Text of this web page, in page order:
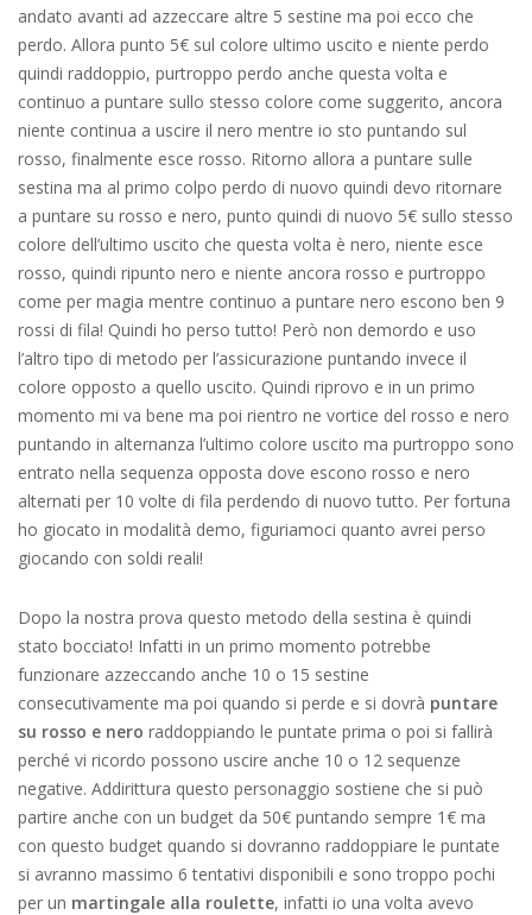
andato avanti ad azzeccare altre 5 sestine ma poi ecco che
perdo. Allora punto 5€ sul colore ultimo uscito e niente perdo
quindi raddoppio, purtroppo perdo anche questa volta e
continuo a puntare sullo stesso colore come suggerito, ancora
niente continua a uscire il nero mentre io sto puntando sul
rosso, finalmente esce rosso. Ritorno allora a puntare sulle
sestina ma al primo colpo perdo di nuovo quindi devo ritornare
a puntare su rosso e nero, punto quindi di nuovo 5€ sullo stesso
colore dell’ultimo uscito che questa volta è nero, niente esce
rosso, quindi ripunto nero e niente ancora rosso e purtroppo
come per magia mentre continuo a puntare nero escono ben 9
rossi di fila! Quindi ho perso tutto! Però non demordo e uso
l’altro tipo di metodo per l’assicurazione puntando invece il
colore opposto a quello uscito. Quindi riprovo e in un primo
momento mi va bene ma poi rientro ne vortice del rosso e nero
puntando in alternanza l’ultimo colore uscito ma purtroppo sono
entrato nella sequenza opposta dove escono rosso e nero
alternati per 10 volte di fila perdendo di nuovo tutto. Per fortuna
ho giocato in modalità demo, figuriamoci quanto avrei perso
giocando con soldi reali!
Dopo la nostra prova questo metodo della sestina è quindi
stato bocciato! Infatti in un primo momento potrebbe
funzionare azzeccando anche 10 o 15 sestine
consecutivamente ma poi quando si perde e si dovrà puntare
su rosso e nero raddoppiando le puntate prima o poi si fallirà
perché vi ricordo possono uscire anche 10 o 12 sequenze
negative. Addirittura questo personaggio sostiene che si può
partire anche con un budget da 50€ puntando sempre 1€ ma
con questo budget quando si dovranno raddoppiare le puntate
si avranno massimo 6 tentativi disponibili e sono troppo pochi
per un martingale alla roulette, infatti io una volta avevo